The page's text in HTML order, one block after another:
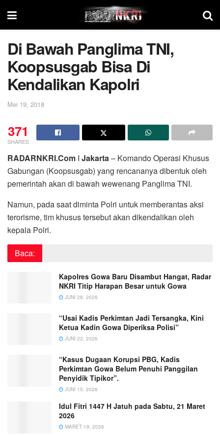
Di Bawah Panglima TNI,
Koopsusgab Bisa Di
Kendalikan Kapolri
Mei 19, 2018
371
SHARES
RADARNKRI.Com I Jakarta– Komando Operasi Khusus
Gabungan (Koopsusgab) yang rencananya dibentuk oleh
pemerintah akan di bawah wewenang Panglima TNI.
Namun, pada saat diminta Polri untuk memberantas aksi
terorisme, tim khusus tersebut akan dikendalikan oleh
kepala Polri.
Baca:
Kapolres Gowa Baru Disambut Hangat, Radar
NKRI Titip Harapan Besar untuk Gowa
JUNI 28, 2026
“Usai Kadis Perkimtan Jadi Tersangka, Kini
Ketua Kadin Gowa Diperiksa Polisi”
JUNI 22, 2026
“Kasus Dugaan Korupsi PBG, Kadis
Perkimtan Gowa Belum Penuhi Panggilan
Penyidik Tipikor”.
JUNI 15, 2026
Idul Fitri 1447 H Jatuh pada Sabtu, 21 Maret
2026
MARET 19, 2026